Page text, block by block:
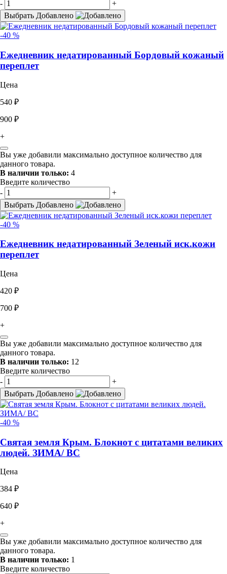
-
+
Выбрать Добавлено
-40 %
Ежедневник недатированный Бордовый кожаный
переплет
Цена
540 ₽
900 ₽
+
Вы уже добавили максимально доступное количество для
данного товара.
В наличии только: 4
Введите количество
-
+
Выбрать Добавлено
-40 %
Ежедневник недатированный Зеленый иск.кожи
переплет
Цена
420 ₽
700 ₽
+
Вы уже добавили максимально доступное количество для
данного товара.
В наличии только: 12
Введите количество
-
+
Выбрать Добавлено
-40 %
Святая земля Крым. Блокнот с цитатами великих
людей. ЗИМА/ ВС
Цена
384 ₽
640 ₽
+
Вы уже добавили максимально доступное количество для
данного товара.
В наличии только: 1
Введите количество